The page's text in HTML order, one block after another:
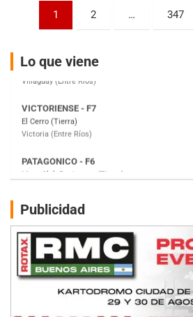
Paginación
entradas
1 2 … 347
Lo que viene
Villaguay (Entre Ríos)
El Cerro (Tierra)
Victoria (Entre Ríos)
Moto Club Reginense (Tierra)
Gral. E. Godoy (Río Negro)
Juventud Unida (Tierra)
NORESTE SANTAFESINO - F6
Ciudad de Avellaneda (Asfalto)
Avellaneda (Santa Fe)
SUR SANTAFESINO - F4
José Samuel Sánchez (Tierra)
Rufino (Santa Fe)
Publicidad